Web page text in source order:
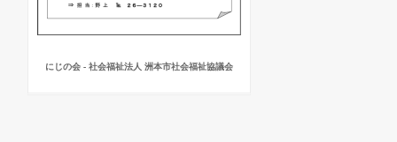
にじの会 - 社会福祉法人 洲本市社会福祉協議会